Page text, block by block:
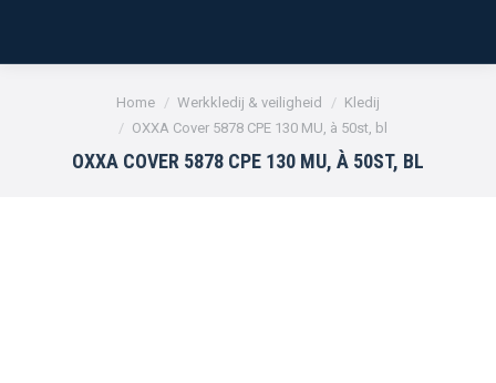
Je bent hier:Home Werkkledij & veiligheid
Kledij
OXXA Cover 5878 CPE 130 MU, à 50st, bl
OXXA COVER 5878 CPE 130 MU, À 50ST, BL